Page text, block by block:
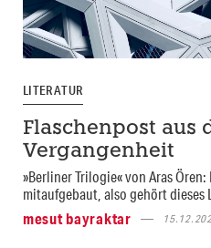
LITERATUR
Flaschenpost aus
Vergangenheit
»Berliner Trilogie« von Aras
mitaufgebaut, also gehört dieses
mesut bayraktar